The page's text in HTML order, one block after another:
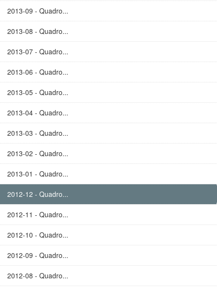
2013-09 - Quadro...
2013-08 - Quadro...
2013-07 - Quadro...
2013-06 - Quadro...
2013-05 - Quadro...
2013-04 - Quadro...
2013-03 - Quadro...
2013-02 - Quadro...
2013-01 - Quadro...
2012-12 - Quadro...
2012-11 - Quadro...
2012-10 - Quadro...
2012-09 - Quadro...
2012-08 - Quadro...